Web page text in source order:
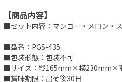
【商品内容】
■セット内容：マンゴー・メロン・
■型番：PGS-435
■包装形態：包装不可
■サイズ：縦165mm×横230mm×
■賞味期限：出荷後30日